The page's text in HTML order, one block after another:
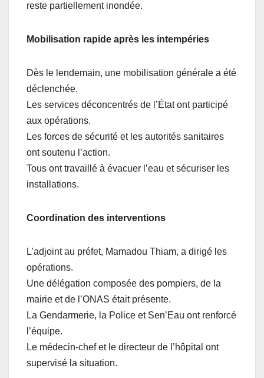
reste partiellement inondée.
Mobilisation rapide après les intempéries
Dès le lendemain, une mobilisation générale a été
déclenchée.
Les services déconcentrés de l’État ont participé
aux opérations.
Les forces de sécurité et les autorités sanitaires
ont soutenu l’action.
Tous ont travaillé à évacuer l’eau et sécuriser les
installations.
Coordination des interventions
L’adjoint au préfet, Mamadou Thiam, a dirigé les
opérations.
Une délégation composée des pompiers, de la
mairie et de l’ONAS était présente.
La Gendarmerie, la Police et Sen’Eau ont renforcé
l’équipe.
Le médecin-chef et le directeur de l’hôpital ont
supervisé la situation.